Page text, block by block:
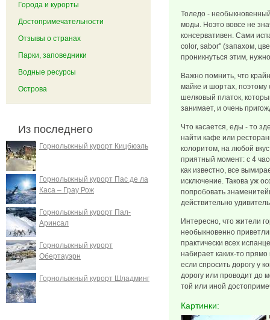
Толедо -
моды. Ноэто вовсе не
консервативен. Сами
color, sabor" (запахом,
проникнуться этим,
Важно помнить, что
майке и шортах, поэтому
шелковый платок,
занимает, и очень
Что касается, еды - то
найти кафе или
колоритом, на любой
приятный момент: с 4
как известно, все
исключение. Такова уж
попробовать
действительно
Интересно, что жители
необыкновенно
практически всех
набирает каких-то
если спросить дорогу у
дорогу или проводит до
той или иной
Картинки:
Города и курорты
Достопримечательности
Отзывы о странах
Парки, заповедники
Водные ресурсы
Острова
Из последнего
Горнолыжный курорт Кицбюэль
Горнолыжный курорт Пас де ла
Каса – Грау Рож
Горнолыжный курорт Пал-
Аринсал
Горнолыжный курорт
Обертауэрн
Горнолыжный курорт Шладминг